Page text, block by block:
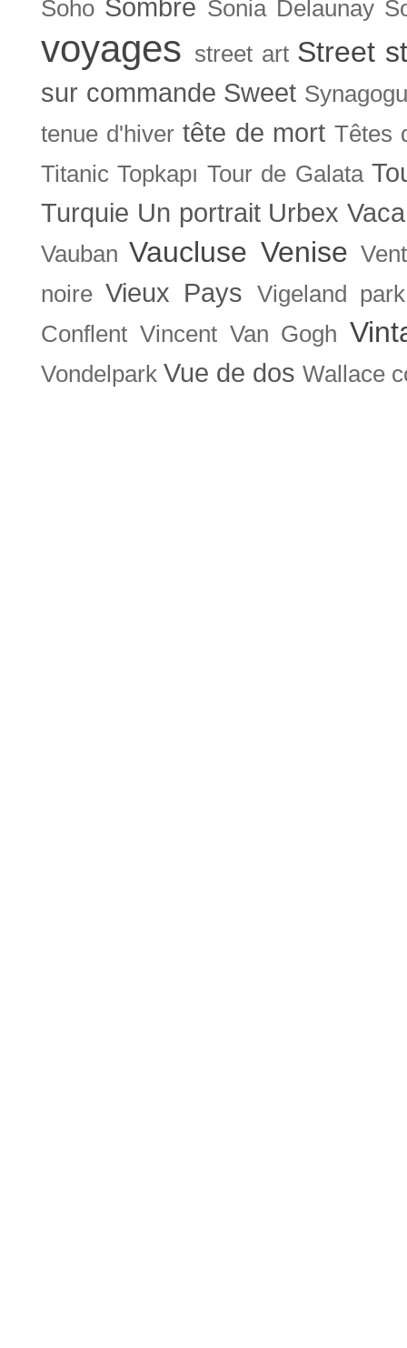
Soho Sombre Sonia Delaunay
voyages street art Street
sur commande Sweet
tenue d'hiver tête de mort Têtes
Titanic Topkapı Tour de Galata
Turquie Un portrait Urbex
Vauban Vaucluse Venise
noire Vieux Pays
Vigeland park
Conflent Vincent Van Gogh
Vondelpark Vue de dos Wallace